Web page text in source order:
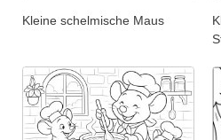
Kleine schelmische Maus